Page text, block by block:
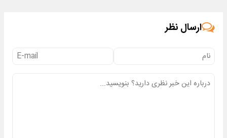
ارسال نظر